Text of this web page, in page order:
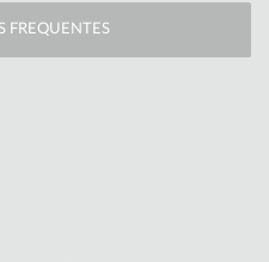
FREQUENTES